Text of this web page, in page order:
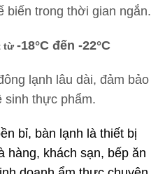
biến trong thời gian ngắn.
từ-18°C đến -22°C
lạnh lâu dài, đảm bảo
sinh thực phẩm.
bỉ, bàn lạnh là thiết bị
hàng, khách sạn, bếp ăn